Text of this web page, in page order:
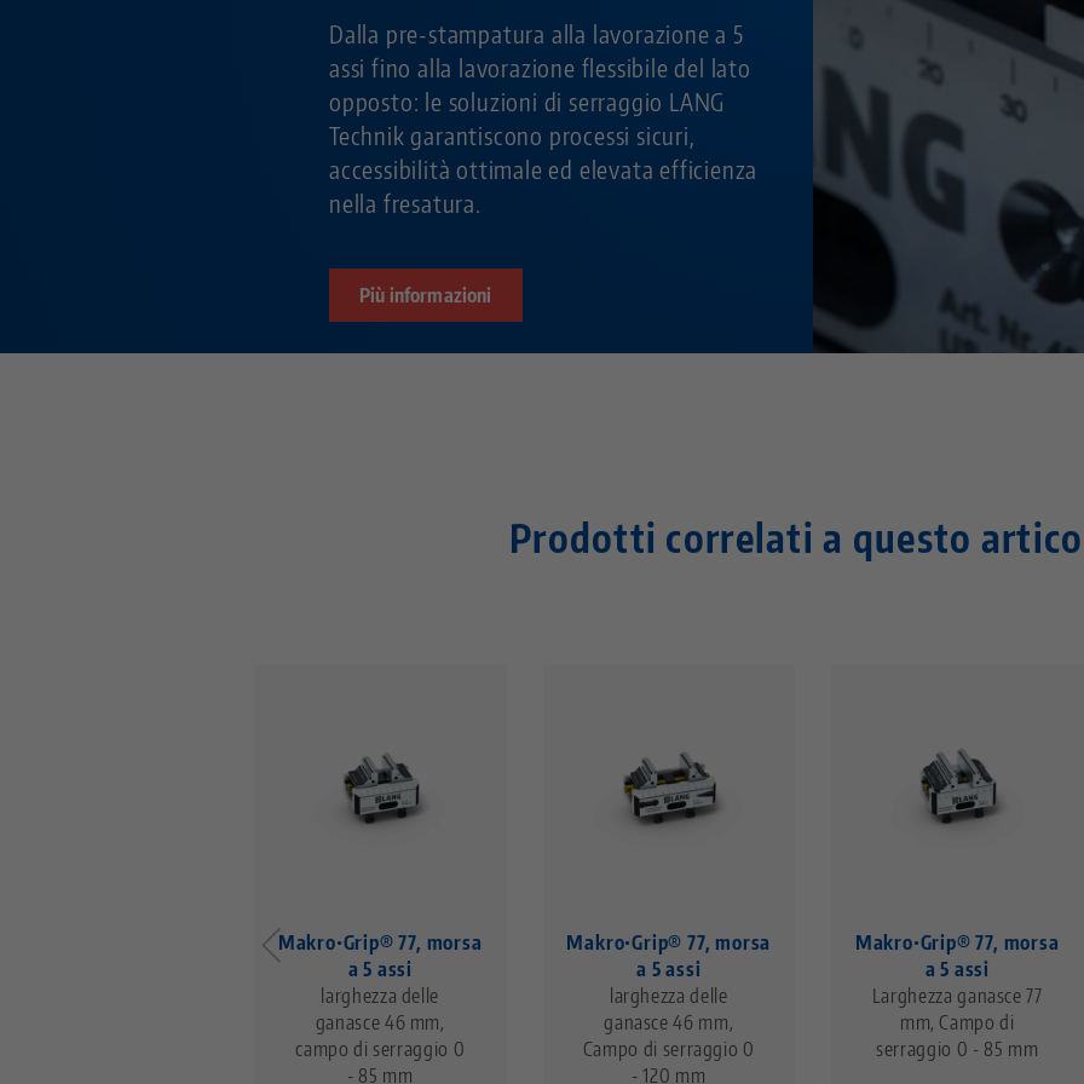
Dalla pre-stampatura alla lavorazione a 5
assi fino alla lavorazione flessibile del lato
opposto: le soluzioni di serraggio LANG
Technik garantiscono processi sicuri,
accessibilità ottimale ed elevata efficienza
nella fresatura.
Più informazioni
Prodotti correlati a questo
Makro•Grip® 77, morsa
a 5 assi
larghezza delle
ganasce 46 mm,
campo di serraggio 0
- 85 mm
Makro•Grip® 77, morsa
a 5 assi
larghezza delle
ganasce 46 mm,
Campo di serraggio 0
- 120 mm
Makro•Grip® 77, morsa
a 5 assi
Larghezza ganasce 77
mm, Campo di
serraggio 0 - 85 mm